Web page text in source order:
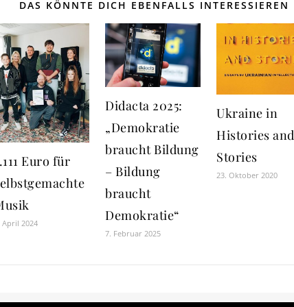
DAS KÖNNTE DICH EBENFALLS INTERESSIEREN
Euro für
April 2024
Didacta 2025:
„Demokratie
braucht Bildung
– Bildung
braucht
Demokratie“
7. Februar 2025
Ukraine in
Histories and
Stories
23. Oktober 2020